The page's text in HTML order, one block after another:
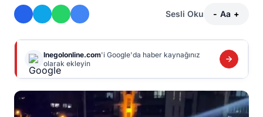
Sesli Oku - Aa +
Inegolonline.com'i Google'da haber kaynağınız
olarak ekleyin